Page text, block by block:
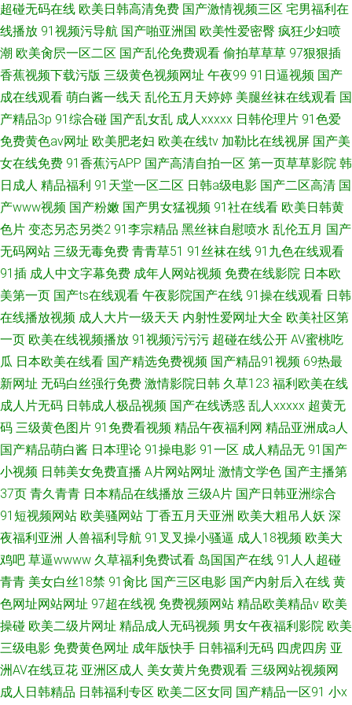
超碰无码在线 欧美日韩高清免费 国产激情视频三区 宅男福利在
线播放 91视频污导航 国产啪亚洲国 欧美性爱密臀 疯狂少妇喷
潮 欧美肏屄一区二区 国产乱伦免费观看 偷拍草草草 97狠狠插
香蕉视频下载污版 三级黄色视频网址 午夜99 91日逼视频 国产
成在线观看 萌白酱一线天 乱伦五月天婷婷 美腿丝袜在线观看 国
产精品3p 91综合碰 国产乱女乱 成人xxxxx 日韩伦理片 91色爱
免费黄色av网址 欧美肥老妇 欧美在线tv 加勒比在线视屏 国产美
女在线免费 91香蕉污APP 国产高清自拍一区 第一页草草影院 韩
日成人 精品福利 91天堂一区二区 日韩a级电影 国产二区高清 国
产www视频 国产粉嫩 国产男女猛视频 91社在线看 欧美日韩黄
色片 变态另态另类2 91李宗精品 黑丝袜自慰喷水 乱伦五月 国产
无码网站 三级无毒免费 青青草51 91丝袜在线 91九色在线观看
91插 成人中文字幕免费 成年人网站视频 免费在线影院 日本欧
美第一页 国产ts在线观看 午夜影院国产在线 91操在线观看 日韩
在线播放视频 成人大片一级天天 内射性爱网址大全 欧美社区第
一页 欧美在线视频播放 91视频污污污 超碰在线公开 AV蜜桃吃
瓜 日本欧美在线看 国产精选免费视频 国产精品91视频 69热最
新网址 无码白丝强行免费 激情影院日韩 久草123 福利欧美在线
成人片无码 日韩成人极品视频 国产在线诱惑 乱人xxxxx 超黄无
码 三级黄色图片 91免费看视频 精品午夜福利网 精品亚洲成a人
国产精品萌白酱 日本理论 91操电影 91一区 成人精品无 91国产
小视频 日韩美女免费直播 A片网站网址 激情文学色 国产主播第
37页 青久青青 日本精品在线播放 三级A片 国产日韩亚洲综合
91短视频网站 欧美骚网站 丁香五月天亚洲 欧美大粗吊人妖 深
夜福利亚洲 人兽福利导航 91叉叉操小骚逼 成人18视频 欧美大
鸡吧 草逼wwww 久草福利免费试看 岛国国产在线 91人人超碰
青青 美女白丝18禁 91肏比 国产三区电影 国产内射后入在线 黄
色网址网站网址 97超在线视 免费视频网站 精品欧美精品v 欧美
操碰 欧美二级片网址 精品成人无码视频 男女午夜福利影院 欧美
三级电影 免费黄色网址 成年版快手 日韩福利无码 四虎四房 亚
洲AV在线豆花 亚洲区成人 美女黄片免费观看 三级网站视频网
成人日韩精品 日韩福利专区 欧美二区女同 国产精品一区91 小x